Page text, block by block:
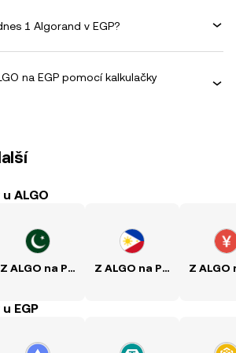
1 Algorand v EGP?
na EGP pomocí kalkulačky
ALGO
Z ALGO na PKR Z ALGO na PHP
EGP